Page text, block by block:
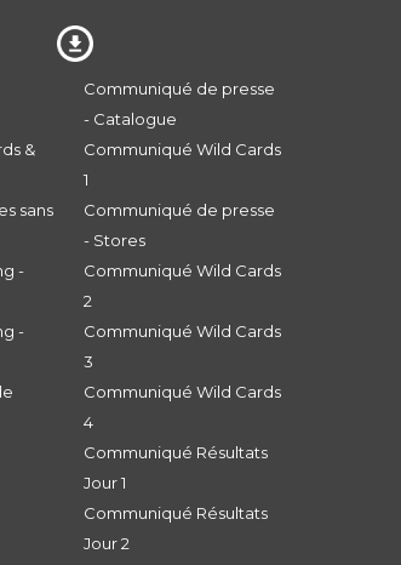
&
sans
-
-
Communiqué de presse
- Catalogue
Communiqué Wild Cards
1
Communiqué de presse
- Stores
Communiqué Wild Cards
2
Communiqué Wild Cards
3
Communiqué Wild Cards
4
Communiqué Résultats
Jour 1
Communiqué Résultats
Jour 2